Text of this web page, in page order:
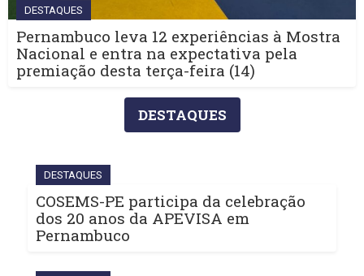
DESTAQUES
Pernambuco leva 12 experiências à Mostra
Nacional e entra na expectativa pela
premiação desta terça-feira (14)
DESTAQUES
DESTAQUES
COSEMS-PE participa da celebração
dos 20 anos da APEVISA em
Pernambuco